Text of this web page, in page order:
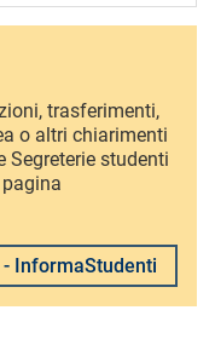
trasferimenti,
o altri chiarimenti
studenti
InformaStudenti